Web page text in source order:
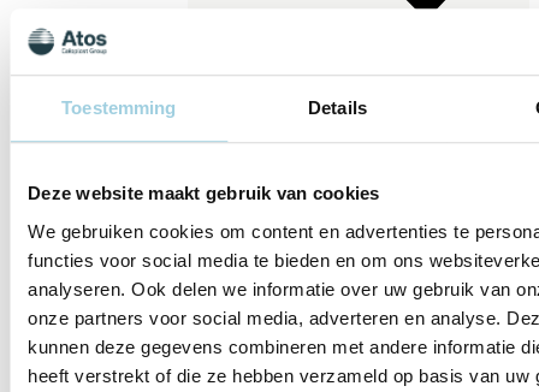
Toestemming Details
Deze website maakt gebruik van cookies
We gebruiken cookies om content en advertenties te
functies voor social media te bieden en om ons
analyseren. Ook delen we informatie over uw gebruik van
onze partners voor social media, adverteren en analyse.
kunnen deze gegevens combineren met andere informatie
heeft verstrekt of die ze hebben verzameld op basis van uw
van aanbiedingen, uitnodigingen
diensten van Atos Medical.
Lees ons privacybeleid voor meer
Verzenden